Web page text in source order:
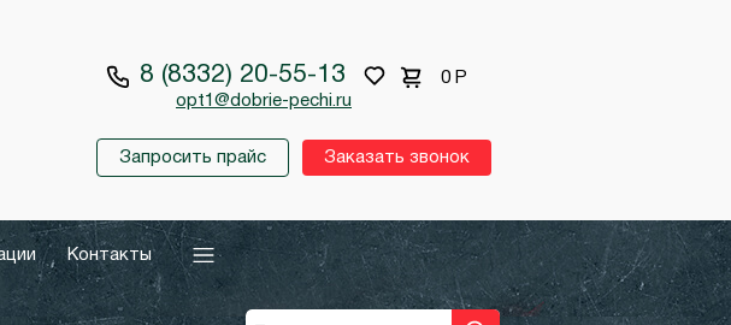
8 (8332) 20-55-13 0 Р
opt1@dobrie-pechi.ru
Запросить прайс Заказать звонок
Контакты